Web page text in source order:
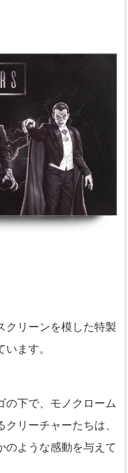
クリーンを模した特製
ます。
の下で、モノクローム
リーチャーたちは、
のような感動を与えて